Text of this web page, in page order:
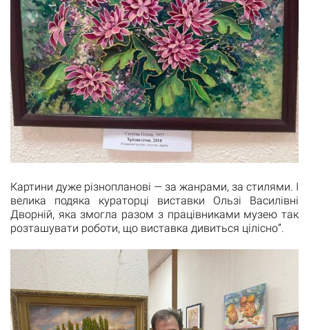
Картини дуже різнопланові — за жанрами, за стилями. І
велика подяка кураторці виставки Ользі Василівні
Дворній, яка змогла разом з працівниками музею так
розташувати роботи, що виставка дивиться цілісно”.